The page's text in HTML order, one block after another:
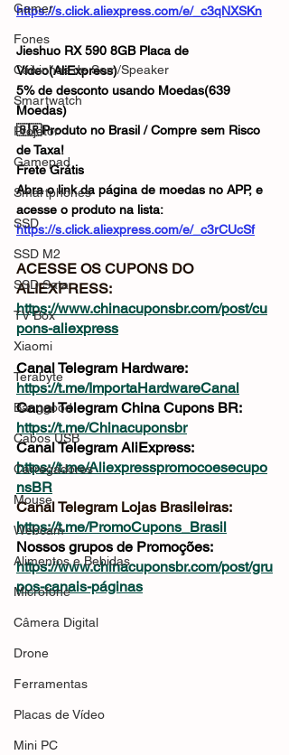
Gamer
Fones
Caixinhas de Som/Speaker
Smartwatch
Projetor
Gamepad
Smartphones
SSD
SSD M2
SSD Sata
TV Box
Xiaomi
Terabyte
Banggood
Cabos USB
Carregadores
Mouse
Webcam
Alimentos e Bebidas
Microfone
Câmera Digital
Drone
Ferramentas
Placas de Vídeo
Mini PC
https://s.click.aliexpress.com/e/_c3qNXSKn
Jieshuo RX 590 8GB Placa de
Vídeo(AliExpress)
5% de desconto usando Moedas(639
Moedas)
🇧🇷Produto no Brasil / Compre sem Risco
de Taxa!
Frete Grátis
Abra o link da página de moedas no APP, e
acesse o produto na lista:
https://s.click.aliexpress.com/e/_c3rCUcSf
ACESSE OS CUPONS DO
ALIEXPRESS:
https://www.chinacuponsbr.com/post/cu
pons-aliexpress
Canal Telegram Hardware:
https://t.me/ImportaHardwareCanal
Canal Telegram China Cupons BR:
https://t.me/Chinacuponsbr
Canal Telegram AliExpress:
https://t.me/Aliexpresspromocoesecupo
nsBR
Canal Telegram Lojas Brasileiras:
https://t.me/PromoCupons_Brasil
Nossos grupos de Promoções:
https://www.chinacuponsbr.com/post/gru
pos-canais-páginas